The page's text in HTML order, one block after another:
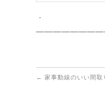
．
← 家事動線のいい間取